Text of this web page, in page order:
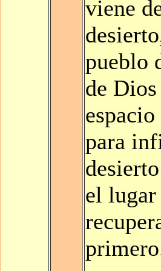
viene
pueblo
de
para
el lugar